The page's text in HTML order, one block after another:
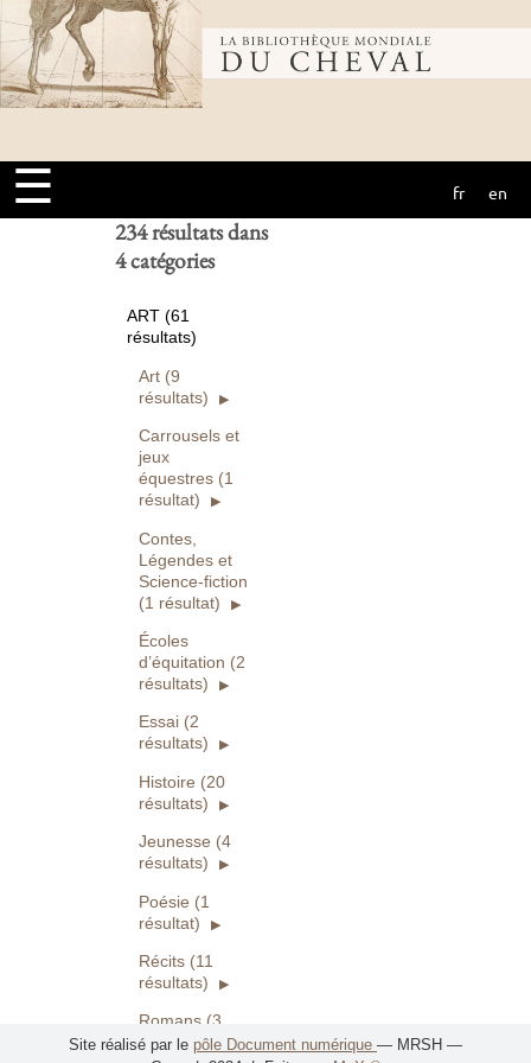
Bibliothèque
mondiale du
cheval
☰ fr en
Ouvrages
numérisés seuls
Réinitialiser
234 résultats dans
4 catégories
ART (61
résultats)
Art (9
résultats)
Carrousels et
jeux
équestres (1
résultat)
Contes,
Légendes et
Science-fiction
(1 résultat)
Écoles
d’équitation (2
résultats)
Essai (2
résultats)
Histoire (20
résultats)
Jeunesse (4
résultats)
Poésie (1
résultat)
Récits (11
résultats)
Romans (3
résultats)
Site réalisé par le pôle Document numérique — MRSH —